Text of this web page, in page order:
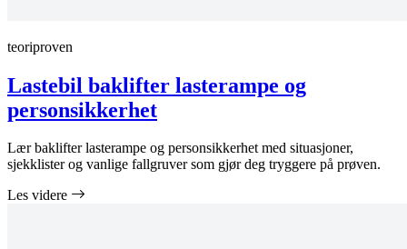
teoriproven
Lastebil baklifter lasterampe og
personsikkerhet
Lær baklifter lasterampe og personsikkerhet med situasjoner,
sjekklister og vanlige fallgruver som gjør deg tryggere på prøven.
Les videre